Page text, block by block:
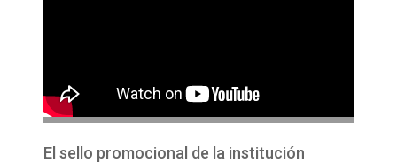
El sello promocional de la institución